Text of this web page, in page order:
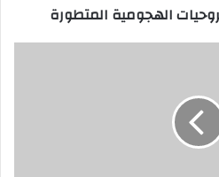
الهجومية المتطورة